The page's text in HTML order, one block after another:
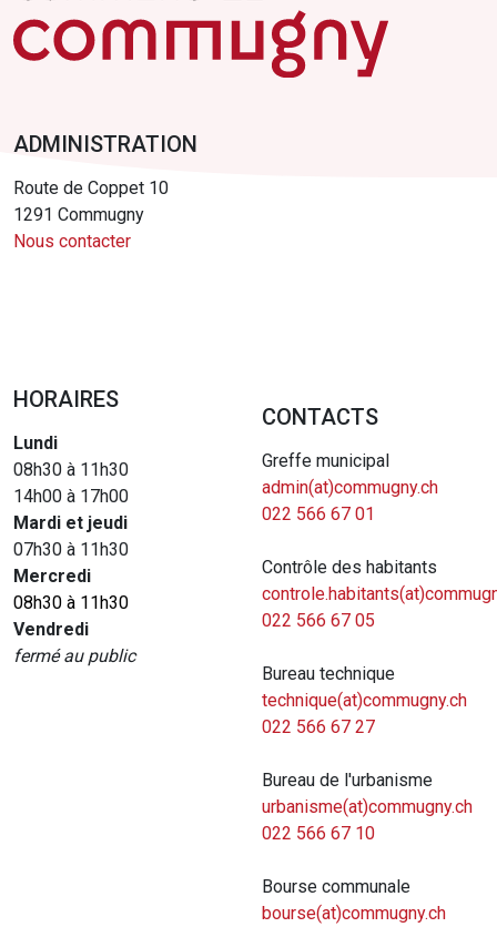
ADMINISTRATION
Route de Coppet 10
1291 Commugny
Nous contacter
HORAIRES
Lundi
08h30 à 11h30
14h00 à 17h00
Mardi et jeudi
07h30 à 11h30
Mercredi
08h30 à 11h30
Vendredi
fermé au public
CONTACTS
Greffe municipal
admin(at)commugny.ch
022 566 67 01
Contrôle des habitants
022 566 67 05
Bureau technique
technique(at)commugny.ch
022 566 67 27
Bureau de l'urbanisme
urbanisme(at)commugny.ch
022 566 67 10
Bourse communale
bourse(at)commugny.ch